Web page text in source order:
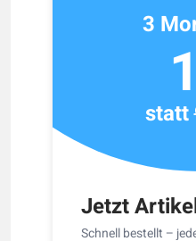
Jetzt
Schnell bestellt –
3
statt